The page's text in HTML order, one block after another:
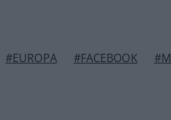
#EUROPA #FACEBOOK